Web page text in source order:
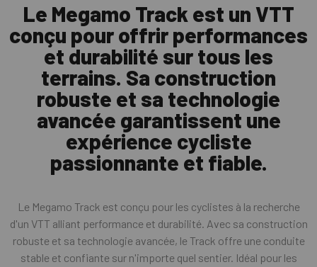
Le Megamo Track est un VTT
conçu pour offrir performances
et durabilité sur tous les
terrains. Sa construction
robuste et sa technologie
avancée garantissent une
expérience cycliste
passionnante et fiable.
Le Megamo Track est conçu pour les cyclistes à la recherche
d'un VTT alliant performance et durabilité. Avec sa construction
robuste et sa technologie avancée, le Track offre une conduite
stable et confiante sur n'importe quel sentier. Idéal pour les